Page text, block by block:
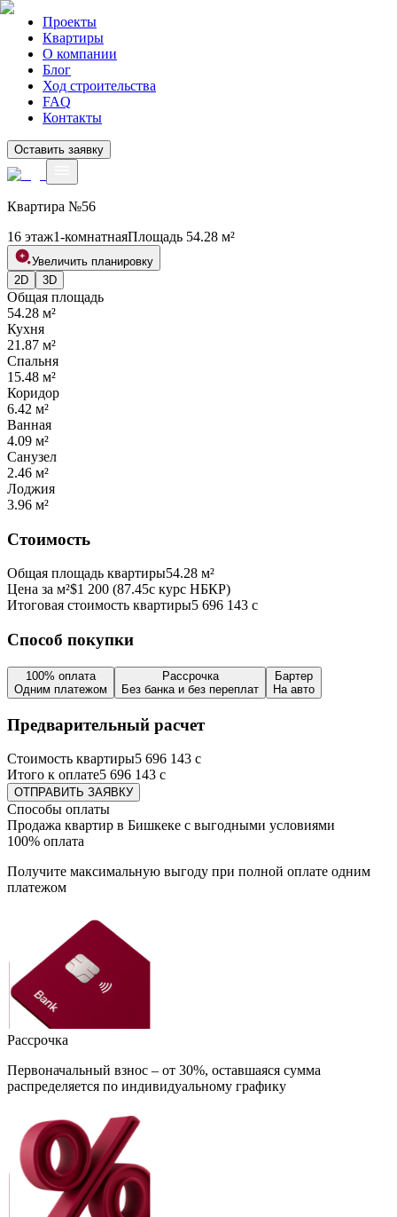
Проекты
Квартиры
О компании
Блог
Ход строительства
FAQ
Контакты
Оставить заявку
Квартира №56
16 этаж1-комнатнаяПлощадь 54.28 м²
Увеличить планировку
2D
3D
Общая площадь
54.28 м²
Кухня
21.87 м²
Спальня
15.48 м²
Коридор
6.42 м²
Ванная
4.09 м²
Санузел
2.46 м²
Лоджия
3.96 м²
Стоимость
Общая площадь квартиры54.28 м²
Цена за м²$1 200 (87.45с курс НБКР)
Итоговая стоимость квартиры5 696 143 с
Способ покупки
100% оплата
Одним платежом
Рассрочка
Без банка и без переплат
Бартер
На авто
Предварительный расчет
Стоимость квартиры5 696 143 с
Итого к оплате5 696 143 с
ОТПРАВИТЬ ЗАЯВКУ
Способы оплаты
Продажа квартир в Бишкеке с выгодными условиями
100% оплата
Получите максимальную выгоду при полной оплате одним
платежом
Рассрочка
Первоначальный взнос – от 30%, оставшаяся сумма
распределяется по индивидуальному графику